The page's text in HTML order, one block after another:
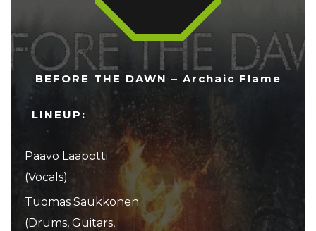
BEFORE THE DAWN – Archaic Flame
LINEUP:
Paavo Laapotti
(Vocals)
Tuomas Saukkonen
(Drums, Guitars,